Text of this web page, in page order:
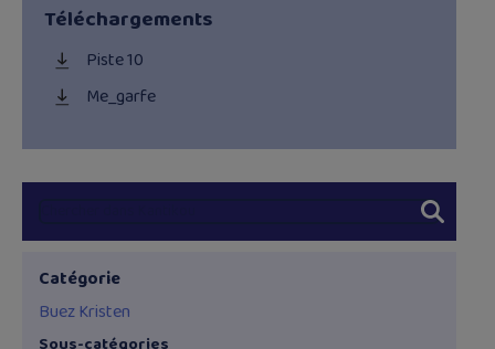
Téléchargements
Piste 10
Me_garfe
Catégorie
Buez Kristen
Sous-catégories